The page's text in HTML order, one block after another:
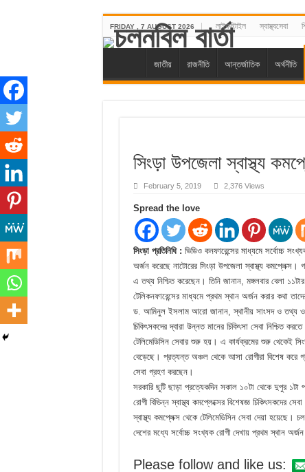
FRIDAY , 7 AUGUST 2026 লাইফস্টাইল স্বাস্থ্যসেবা
জাতীয় রাজনীতি আন্তর্জাতিক অর্থনীতি
সিংড়া উপজেলা স্বাস্থ্য
February 5, 2019 2,376 Views
Spread the love
সিংড়া প্রতিনিধি : ভিডিও কনফারেন্সের মাধ্যমে সর্বোচ্চ
অর্জন করেছে নাটোরের সিংড়া উপজেলা স্বাস্থ্য কমপ্লেক্স।
এ তথ্য নিশ্চিত করেছেন। তিনি জানান, মঙ্গলবার বেলা
টেলিকনফারেন্সের মাধ্যমে প্রথম স্থান অর্জন করার কথা
ড. আমিনুল ইসলাম আরো জানান, স্থানীয় সাংসদ ও তথ্য ও
চিকিৎসকদের দ্বারা উন্নত মানের চিকিৎসা সেবা নিশ্চিত
টেলিমেডিসিন সেবার শুরু হয়। এ কার্যক্রমের শুরু থেকেই
বেড়েছে। প্রত্যন্ত অঞ্চল থেকে আসা রোগীরা বিশেষ করে
সেবা গ্রহণ করছেন।
সরকারি ছুটি ছাড়া প্রত্যেকদিন সকাল ১০টা থেকে দুপুর
রোগী বিভিন্ন স্বাস্থ্য কমপ্লেক্সের বিশেষজ্ঞ
স্বাস্থ্য কমপ্লেক্স থেকে টেলিমেডিসিন সেবা দেয়া
দেশের মধ্যে সর্বোচ্চ সংখ্যক রোগী দেখায় প্রথম স্থান
Please follow and like us: